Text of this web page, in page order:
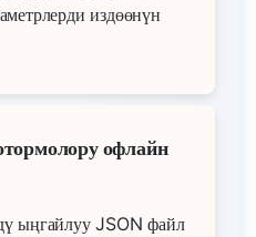
издөөнүн
офлайн
ыңгайлуу JSON файл